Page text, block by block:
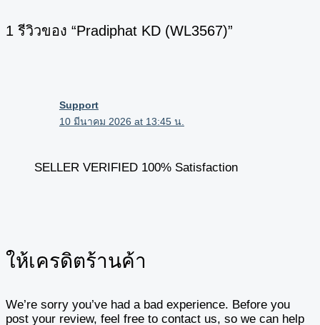
1 รีวิวของ “Pradiphat KD (WL3567)”
Support
10 มีนาคม 2026 at 13:45 น.
SELLER VERIFIED 100% Satisfaction
ให้เครดิตร้านค้า
We’re sorry you’ve had a bad experience. Before you
post your review, feel free to contact us, so we can help